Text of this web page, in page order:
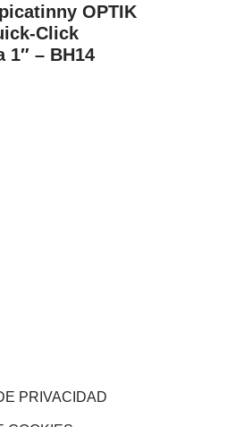
OPTIK
Click
1″ – BH14
PRIVACIDAD